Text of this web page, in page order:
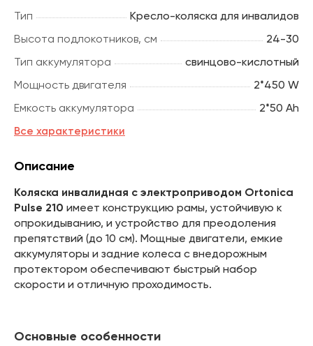
Тип
Кресло-коляска для инвалидов
Высота подлокотников, см
24-30
Тип аккумулятора
свинцово-кислотный
Мощность двигателя
2*450 W
Емкость аккумулятора
2*50 Ah
Все характеристики
Описание
Коляска инвалидная с электроприводом Ortonica
Pulse 210 имеет конструкцию рамы, устойчивую к
опрокидыванию, и устройство для преодоления
препятствий (до 10 см). Мощные двигатели, емкие
аккумуляторы и задние колеса с внедорожным
протектором обеспечивают быстрый набор
скорости и отличную проходимость.
Основные особенности